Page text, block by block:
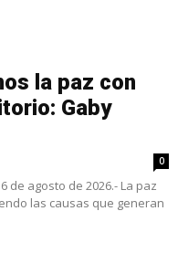
la paz con
Gaby
0
de agosto de 2026.- La paz
las causas que generan